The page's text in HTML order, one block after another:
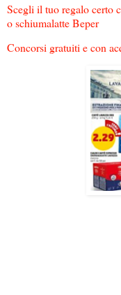
Scegli il tuo regalo certo
o schiumalatte Beper
Concorsi gratuiti e con